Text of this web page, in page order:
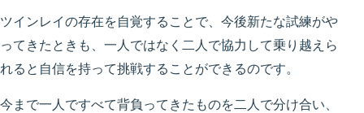
ツインレイの存在を自覚することで、今後新たな試練がや
ってきたときも、一人ではなく二人で協力して乗り越えら
れると自信を持って挑戦することができるのです。
今まで一人ですべて背負ってきたものを二人で分け合い、